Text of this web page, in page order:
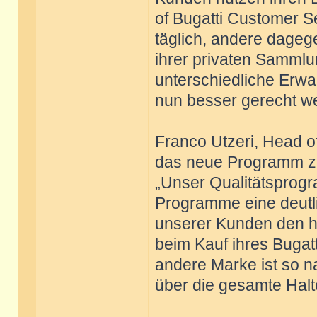
of Bugatti Customer
täglich, andere
ihrer privaten
unterschiedliche
nun besser gerecht
Franco Utzeri, Head
das neue Programm
„Unser
Programme eine
unserer Kunden den
beim Kauf ihres
andere Marke ist so
über die gesamte